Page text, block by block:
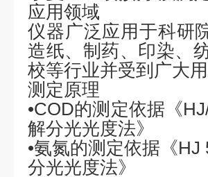
应用领域
仪器广泛应用于科研
造纸、制药、印染、
校等行业并受到广大
测定原理
•COD的测定依据《
解分光光度法》
•氨氮的测定依据《
分光光度法》